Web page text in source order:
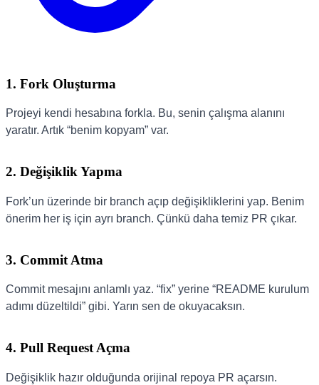
1. Fork Oluşturma
Projeyi kendi hesabına forkla. Bu, senin çalışma alanını
yaratır. Artık “benim kopyam” var.
2. Değişiklik Yapma
Fork’un üzerinde bir branch açıp değişikliklerini yap. Benim
önerim her iş için ayrı branch. Çünkü daha temiz PR çıkar.
3. Commit Atma
Commit mesajını anlamlı yaz. “fix” yerine “README kurulum
adımı düzeltildi” gibi. Yarın sen de okuyacaksın.
4. Pull Request Açma
Değişiklik hazır olduğunda orijinal repoya PR açarsın.